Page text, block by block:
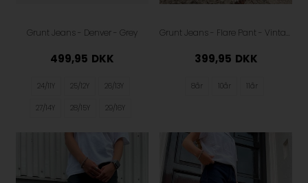
Grunt Jeans - Denver - Grey
499,95 DKK
24/11Y 25/12Y 26/13Y
27/14Y 28/15Y 29/16Y
Grunt Jeans - Flare Pant - Vintage Acid Blue
399,95 DKK
8år 10år 11år